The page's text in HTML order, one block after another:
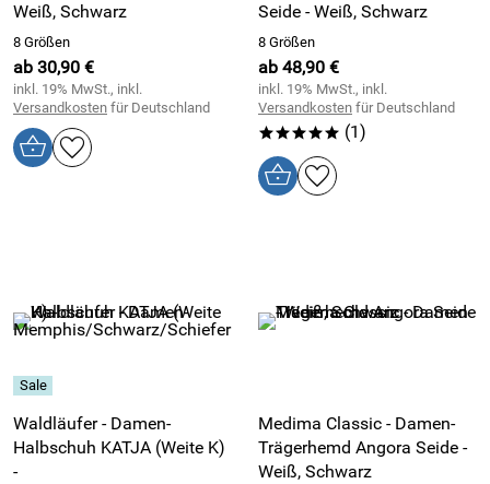
Weiß, Schwarz
8 Größen
ab 30,90 €
inkl. 19% MwSt., inkl.
Versandkosten für Deutschland
Seide - Weiß, Schwarz
8 Größen
ab 48,90 €
inkl. 19% MwSt., inkl.
Versandkosten für Deutschland
***** (1)
Waldläufer - Damen-
Halbschuh KATJA (Weite K)
-
Medima Classic - Damen-
Trägerhemd Angora Seide -
Weiß, Schwarz